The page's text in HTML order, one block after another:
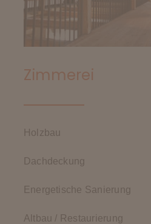
Zimmerei
Holzbau
Dachdeckung
Energetische Sanierung
Altbau / Restaurierung